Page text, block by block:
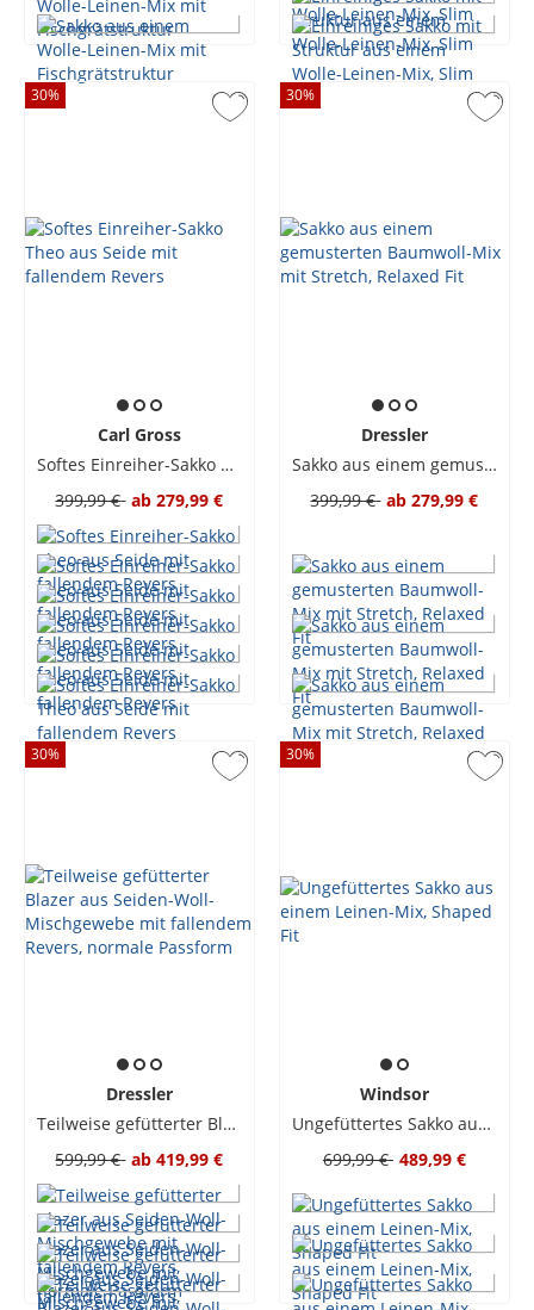
30%
Carl Gross
Softes Einreiher-Sakko Theo aus Seide mit fallendem Revers
399,99 € ab 279,99 €
30%
Dressler
Sakko aus einem gemusterten Baumwoll-Mix mit Stretch, Relaxed Fit
399,99 € ab 279,99 €
30%
Dressler
Teilweise gefütterter Blazer aus Seiden-Woll-Mischgewebe mit fallendem Revers, normale Passform
599,99 € ab 419,99 €
30%
Windsor
Ungefüttertes Sakko aus einem Leinen-Mix, Shaped Fit
699,99 € 489,99 €